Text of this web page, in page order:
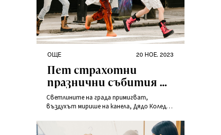
свръхстимулацията.
OЩЕ 20 НОЕ. 2023
Пет страхотни
празнични събития &
пет перфектни
аутфита
Светлините на града примигват,
въздухът мирише на канела, Дядо Коледа